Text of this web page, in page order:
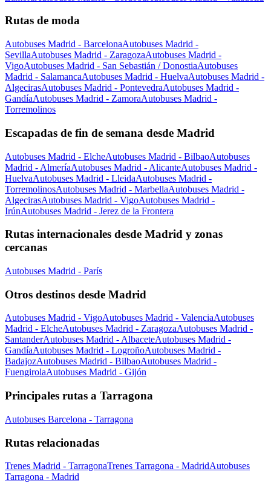
Rutas de moda
Autobuses Madrid - BarcelonaAutobuses Madrid -
SevillaAutobuses Madrid - ZaragozaAutobuses Madrid -
VigoAutobuses Madrid - San Sebastián / DonostiaAutobuses
Madrid - SalamancaAutobuses Madrid - HuelvaAutobuses Madrid -
AlgecirasAutobuses Madrid - PontevedraAutobuses Madrid -
GandíaAutobuses Madrid - ZamoraAutobuses Madrid -
Torremolinos
Escapadas de fin de semana desde Madrid
Autobuses Madrid - ElcheAutobuses Madrid - BilbaoAutobuses
Madrid - AlmeríaAutobuses Madrid - AlicanteAutobuses Madrid -
HuelvaAutobuses Madrid - LleidaAutobuses Madrid -
TorremolinosAutobuses Madrid - MarbellaAutobuses Madrid -
AlgecirasAutobuses Madrid - VigoAutobuses Madrid -
IrúnAutobuses Madrid - Jerez de la Frontera
Rutas internacionales desde Madrid y zonas
cercanas
Autobuses Madrid - París
Otros destinos desde Madrid
Autobuses Madrid - VigoAutobuses Madrid - ValenciaAutobuses
Madrid - ElcheAutobuses Madrid - ZaragozaAutobuses Madrid -
SantanderAutobuses Madrid - AlbaceteAutobuses Madrid -
GandíaAutobuses Madrid - LogroñoAutobuses Madrid -
BadajozAutobuses Madrid - BilbaoAutobuses Madrid -
FuengirolaAutobuses Madrid - Gijón
Principales rutas a Tarragona
Autobuses Barcelona - Tarragona
Rutas relacionadas
Trenes Madrid - TarragonaTrenes Tarragona - MadridAutobuses
Tarragona - Madrid